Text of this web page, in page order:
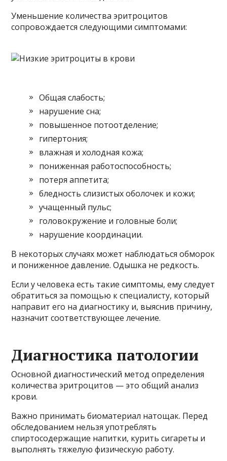
Уменьшение количества эритроцитов
сопровождается следующими симптомами:
Общая слабость;
нарушение сна;
повышенное потоотделение;
гипертония;
влажная и холодная кожа;
пониженная работоспособность;
потеря аппетита;
бледность слизистых оболочек и кожи;
учащенный пульс;
головокружение и головные боли;
нарушение координации.
В некоторых случаях может наблюдаться обморок
и пониженное давление. Одышка не редкость.
Если у человека есть такие симптомы, ему следует
обратиться за помощью к специалисту, который
направит его на диагностику и, выяснив причину,
назначит соответствующее лечение.
Диагностика патологии
Основной диагностический метод определения
количества эритроцитов — это общий анализ
крови.
Важно принимать биоматериал натощак. Перед
обследованием нельзя употреблять
спиртосодержащие напитки, курить сигареты и
выполнять тяжелую физическую работу.